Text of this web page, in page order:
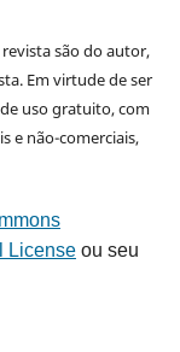
são do autor,
Em virtude de ser
uso gratuito, com
e não-comerciais,
Licenseou seu